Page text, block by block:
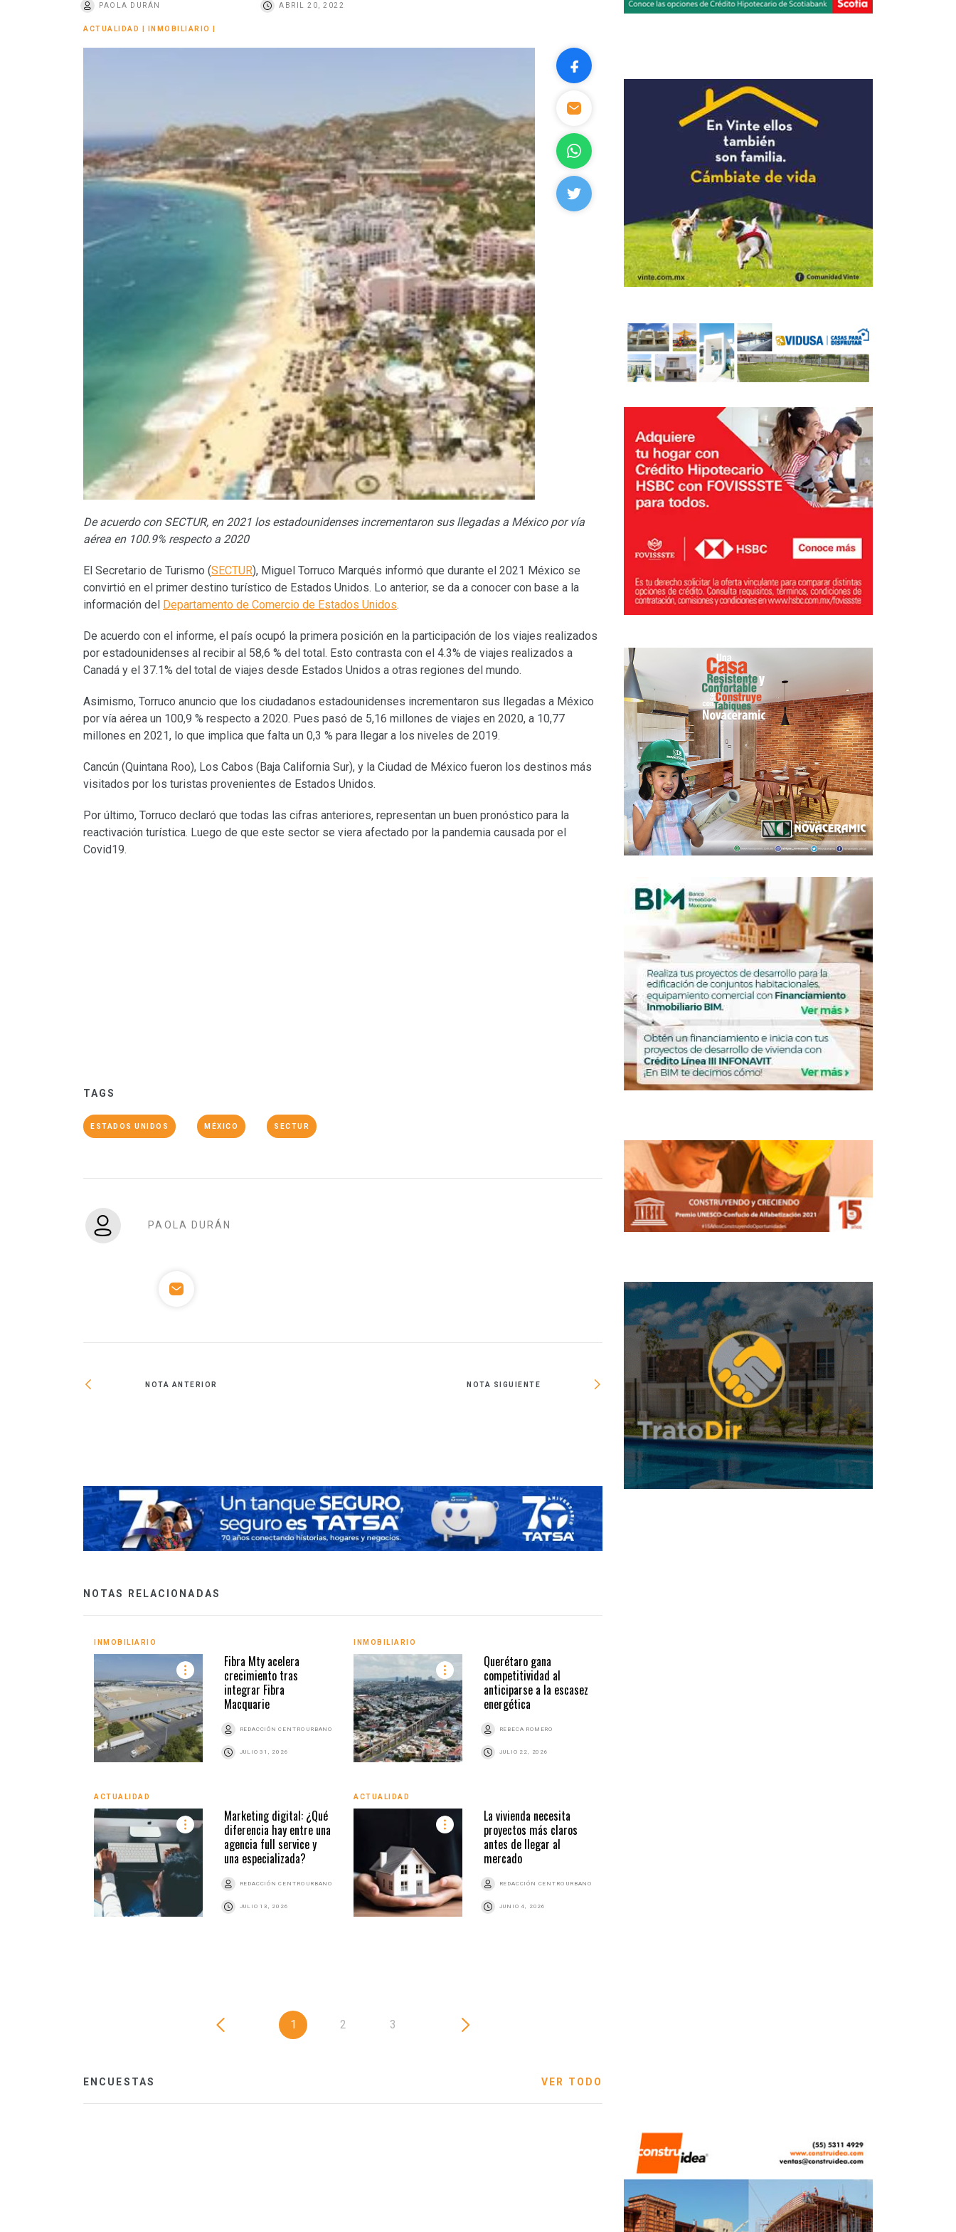
PAOLA DURÁN ABRIL 20, 2022
ACTUALIDAD INMOBILIARIO
De acuerdo con SECTUR, en 2021 los estadounidenses incrementaron sus llegadas a México por vía
aérea en 100.9% respecto a 2020
El Secretario de Turismo (SECTUR), Miguel Torruco Marqués informó que durante el 2021 México se
convirtió en el primer destino turístico de Estados Unidos. Lo anterior, se da a conocer con base a la
información del
Departamento de Comercio de Estados Unidos.
De acuerdo con el informe, el país ocupó la primera posición en la participación de los viajes realizados
por estadounidenses al recibir al 58,6 % del total. Esto contrasta con el 4.3% de viajes realizados a
Canadá y el 37.1% del total de viajes desde Estados Unidos a otras regiones del mundo.
Asimismo, Torruco anuncio que los ciudadanos estadounidenses incrementaron sus llegadas a México
por vía aérea un 100,9 % respecto a 2020. Pues pasó de 5,16 millones de viajes en 2020, a 10,77
millones en 2021, lo que implica que falta un 0,3 % para llegar a los niveles de 2019.
Cancún (Quintana Roo), Los Cabos (Baja California Sur), y la Ciudad de México fueron los destinos más
visitados por los turistas provenientes de Estados Unidos.
Por último, Torruco declaró que todas las cifras anteriores, representan un buen pronóstico para la
reactivación turística. Luego de que este sector se viera afectado por la pandemia causada por el
Covid19.
TAGS
ESTADOS UNIDOS MÉXICO SECTUR
PAOLA DURÁN
NOTA ANTERIOR NOTA SIGUIENTE
CDMX concentra 65% de la demanda bruta de
oficinas a nivel nacional
NOTAS RELACIONADAS
INMOBILIARIO
Fibra Mty acelera
crecimiento tras
integrar Fibra
Macquarie
REDACCIÓN CENTRO URBANO
JULIO 31, 2026
INMOBILIARIO
Querétaro gana
competitividad al
anticiparse a la escasez
energética
REBECA ROMERO
JULIO 22, 2026
ACTUALIDAD
Marketing digital: ¿Qué
diferencia hay entre una
agencia full service y
una especializada?
REDACCIÓN CENTRO URBANO
JULIO 13, 2026
ACTUALIDAD
La vivienda necesita
proyectos más claros
antes de llegar al
mercado
REDACCIÓN CENTRO URBANO
JUNIO 4, 2026
1 2 3
ENCUESTAS VER TODO